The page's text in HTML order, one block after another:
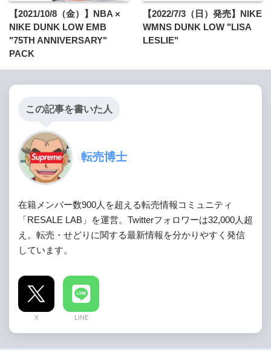
【2021/10/8（金）】NBA ×
NIKE DUNK LOW EMB
"75TH ANNIVERSARY"
PACK
【2022/7/3（日）発売】NIKE
WMNS DUNK LOW "LISA
LESLIE"
この記事を書いた人
転売博士
在籍メンバー数900人を超える転売情報コミュニティ
「RESALE LAB」を運営。Twitterフォロワーは32,000人超
え。転売・せどりに関する最新情報を分かりやすく発信
しています。
X LINE